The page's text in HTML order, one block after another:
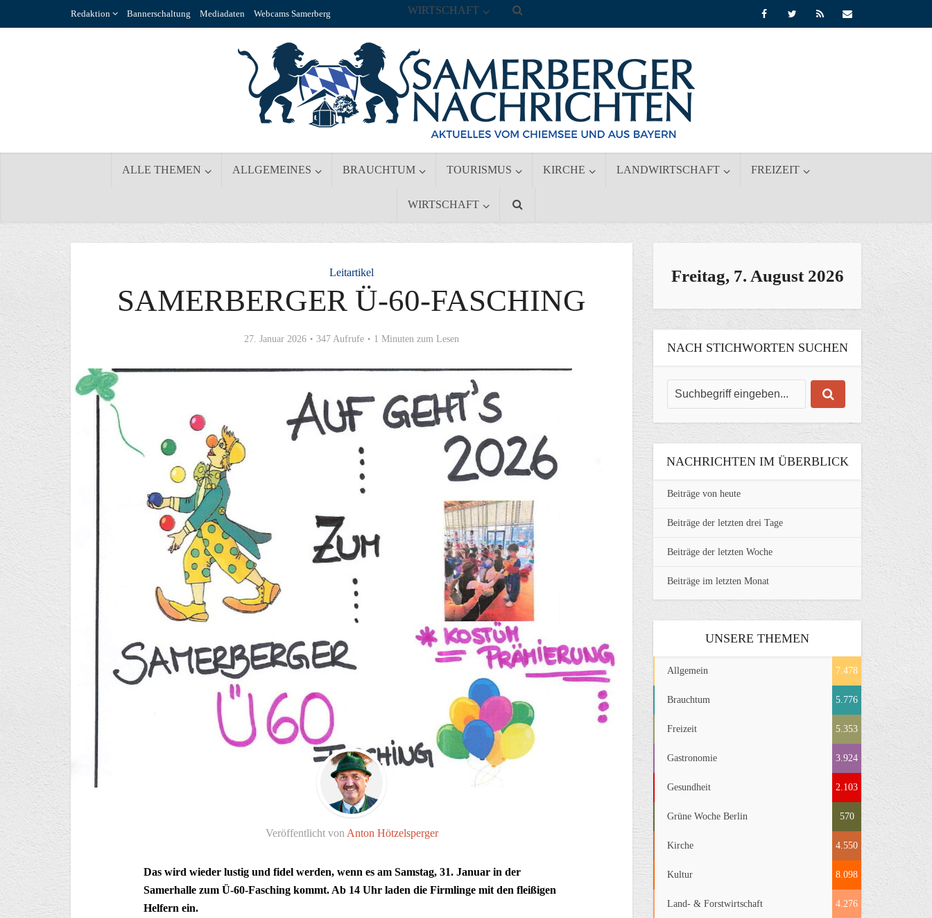
Redaktion Bannerschaltung Mediadaten Webcams Samerberg
ALLE THEMEN ALLGEMEINES BRAUCHTUM TOURISMUS KIRCHE LANDWIRTSCHAFT FREIZEIT
WIRTSCHAFT
WIRTSCHAFT
Leitartikel
SAMERBERGER Ü-60-FASCHING
27. Januar 2026 347 Aufrufe 1 Minuten zum Lesen
Veröffentlicht von Anton Hötzelsperger
Das wird wieder lustig und fidel werden, wenn es am Samstag, 31. Januar in der
Samerhalle zum Ü-60-Fasching kommt. Ab 14 Uhr laden die Firmlinge mit den fleißigen
Helfern ein.
Freitag, 7. August 2026
NACH STICHWORTEN SUCHEN
NACHRICHTEN IM ÜBERBLICK
Beiträge von heute
Beiträge der letzten drei Tage
Beiträge der letzten Woche
Beiträge im letzten Monat
UNSERE THEMEN
Allgemein 7.478
Brauchtum 5.776
Freizeit 5.353
Gastronomie 3.924
Gesundheit 2.103
Grüne Woche Berlin 570
Kirche 4.550
Kultur 8.098
Land- & Forstwirtschaft 4.276